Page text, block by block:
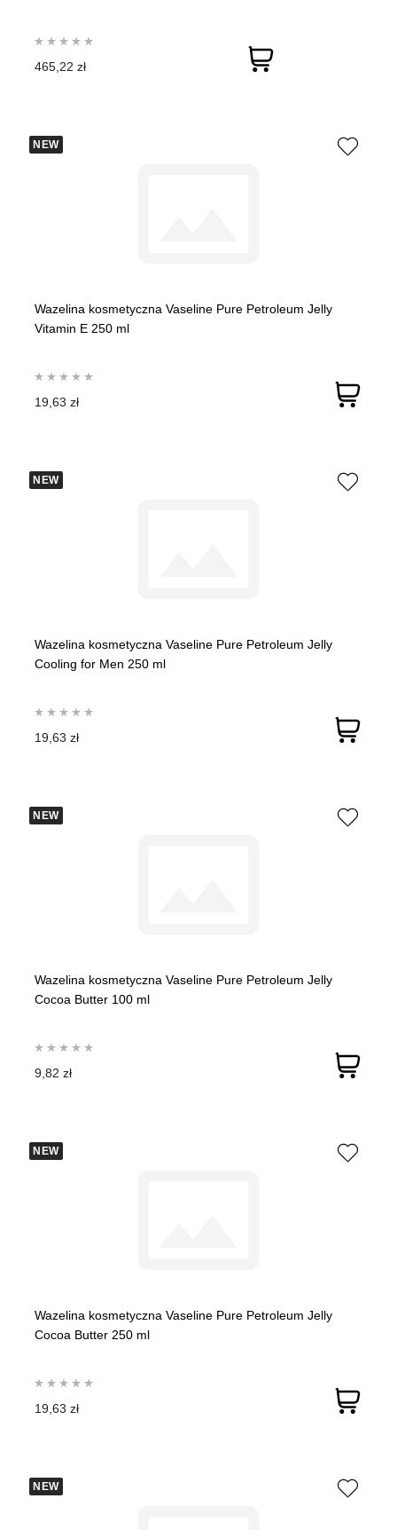
465,22 zł
NEW
Wazelina kosmetyczna Vaseline Pure Petroleum Jelly
Vitamin E 250 ml
19,63 zł
NEW
Wazelina kosmetyczna Vaseline Pure Petroleum Jelly
Cooling for Men 250 ml
19,63 zł
NEW
Wazelina kosmetyczna Vaseline Pure Petroleum Jelly
Cocoa Butter 100 ml
9,82 zł
NEW
Wazelina kosmetyczna Vaseline Pure Petroleum Jelly
Cocoa Butter 250 ml
19,63 zł
NEW